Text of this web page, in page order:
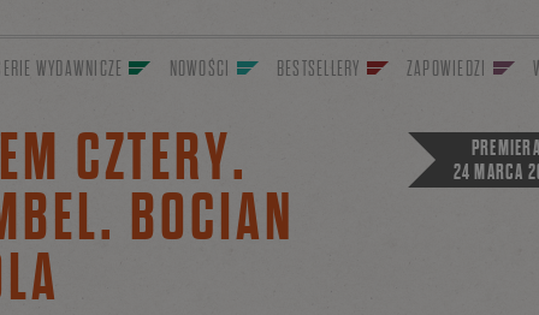
WYDAWNICZE NOWOŚCI BESTSELLERY ZAPOWIEDZI
CZTERY.
BOCIAN
24 MARCA